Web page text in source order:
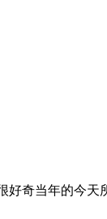
奇当年的今